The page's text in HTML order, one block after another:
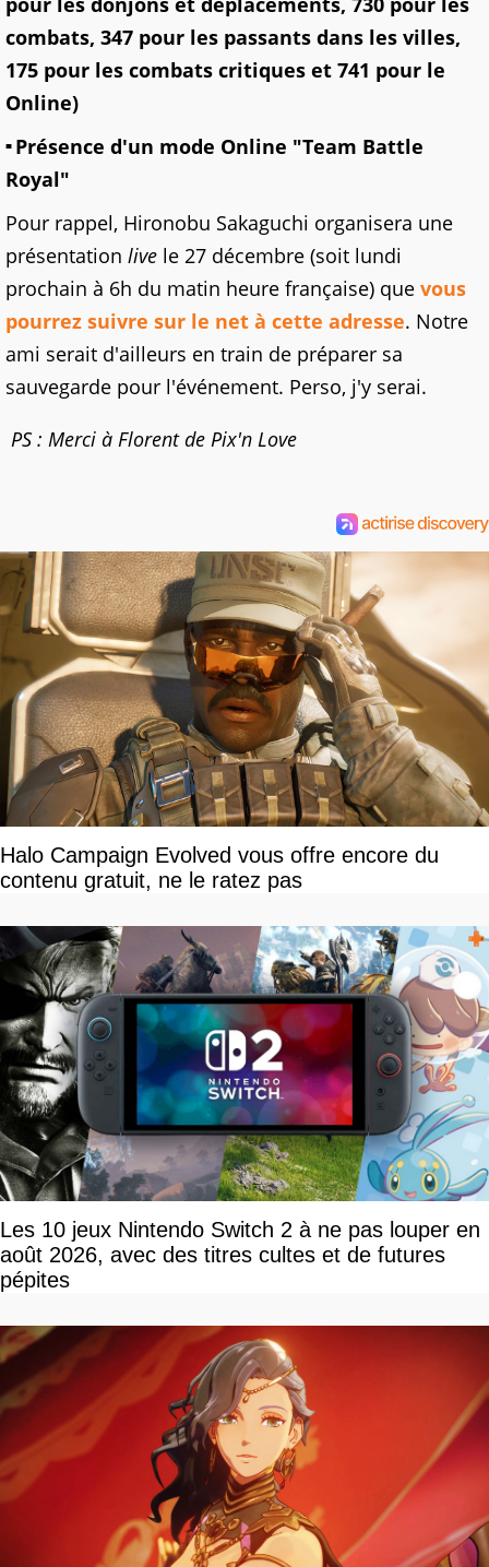
combats, 347 pour les passants dans les villes,
175 pour les combats critiques et 741 pour le
Online)
Présence d'un mode Online "Team Battle
Royal"
Pour rappel, Hironobu Sakaguchi organisera une
présentation live le 27 décembre (soit lundi
prochain à 6h du matin heure française) que vous
pourrez suivre sur le net à cette adresse. Notre
ami serait d'ailleurs en train de préparer sa
sauvegarde pour l'événement. Perso, j'y serai.
PS : Merci à Florent de Pix'n Love
Halo Campaign Evolved vous offre encore du
contenu gratuit, ne le ratez pas
Les 10 jeux Nintendo Switch 2 à ne pas louper en
août 2026, avec des titres cultes et de futures
pépites